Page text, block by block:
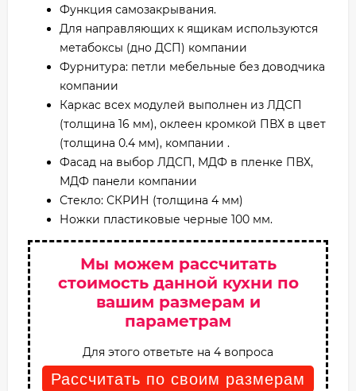
Функция самозакрывания.
Для направляющих к ящикам используются
метабоксы (дно ДСП) компании
Фурнитура: петли мебельные без доводчика
компании
Каркас всех модулей выполнен из ЛДСП
(толщина 16 мм), оклеен кромкой ПВХ в цвет
(толщина 0.4 мм), компании .
Фасад на выбор ЛДСП, МДФ в пленке ПВХ,
МДФ панели компании
Стекло: СКРИН (толщина 4 мм)
Ножки пластиковые черные 100 мм.
Мы можем рассчитать
стоимость данной кухни по
вашим размерам и
параметрам
Для этого ответьте на 4 вопроса
Рассчитать по своим размерам